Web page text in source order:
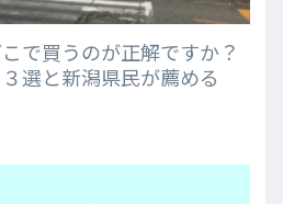
で買うのが正解ですか？
選と新潟県民が薦める